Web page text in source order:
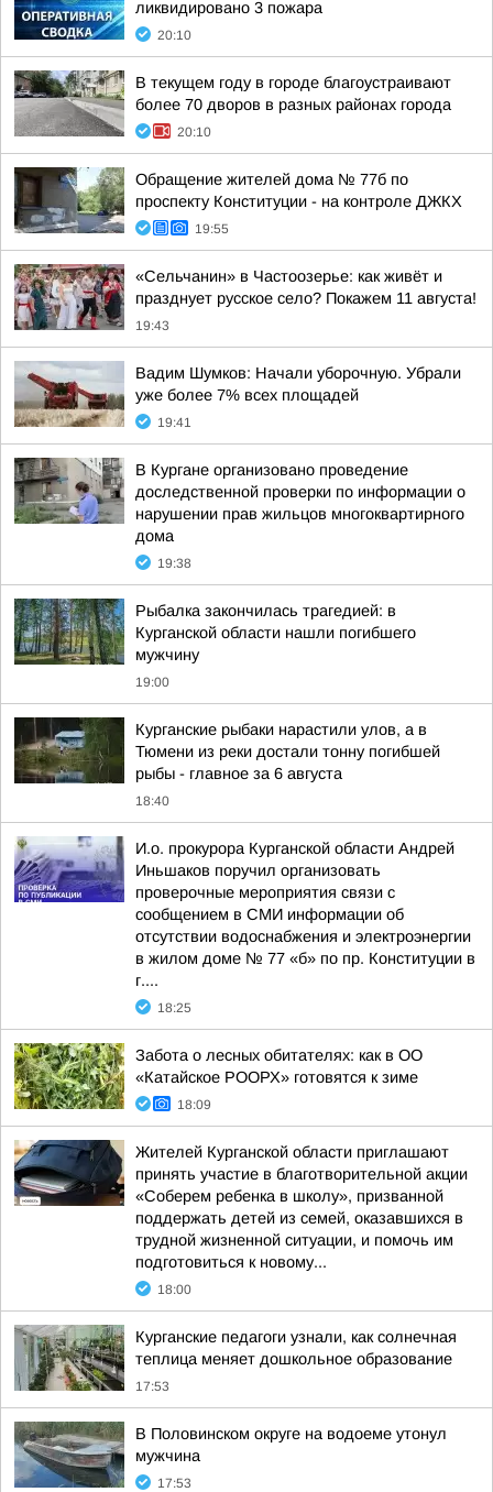
ликвидировано 3 пожара
20:10
В текущем году в городе благоустраивают
более 70 дворов в разных районах города
20:10
Обращение жителей дома № 77б по
проспекту Конституции - на контроле ДЖКХ
19:55
«Сельчанин» в Частоозерье: как живёт и
празднует русское село? Покажем 11 августа!
19:43
Вадим Шумков: Начали уборочную. Убрали
уже более 7% всех площадей
19:41
В Кургане организовано проведение
доследственной проверки по информации о
нарушении прав жильцов многоквартирного
дома
19:38
Рыбалка закончилась трагедией: в
Курганской области нашли погибшего
мужчину
19:00
Курганские рыбаки нарастили улов, а в
Тюмени из реки достали тонну погибшей
рыбы - главное за 6 августа
18:40
И.о. прокурора Курганской области Андрей
Иньшаков поручил организовать
проверочные мероприятия связи с
сообщением в СМИ информации об
отсутствии водоснабжения и электроэнергии
в жилом доме № 77 «б» по пр. Конституции в
г....
18:25
Забота о лесных обитателях: как в ОО
«Катайское РООРХ» готовятся к зиме
18:09
Жителей Курганской области приглашают
принять участие в благотворительной акции
«Соберем ребенка в школу», призванной
поддержать детей из семей, оказавшихся в
трудной жизненной ситуации, и помочь им
подготовиться к новому...
18:00
Курганские педагоги узнали, как солнечная
теплица меняет дошкольное образование
17:53
В Половинском округе на водоеме утонул
мужчина
17:53